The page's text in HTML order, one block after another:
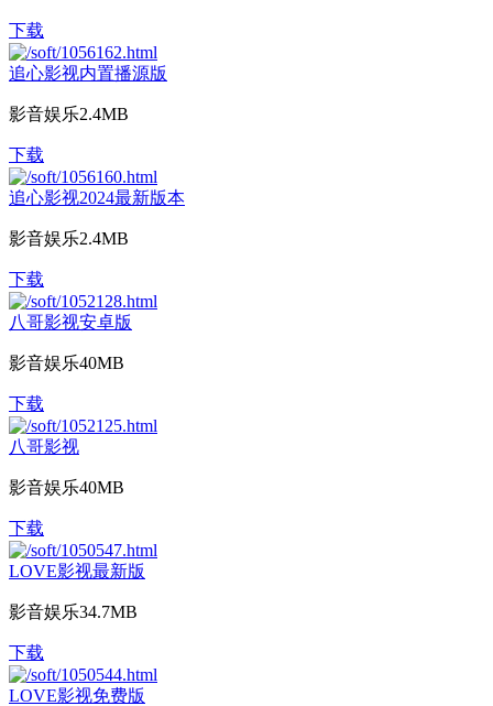
下载
追心影视内置播源版
影音娱乐2.4MB
下载
追心影视2024最新版本
影音娱乐2.4MB
下载
八哥影视安卓版
影音娱乐40MB
下载
八哥影视
影音娱乐40MB
下载
LOVE影视最新版
影音娱乐34.7MB
下载
LOVE影视免费版